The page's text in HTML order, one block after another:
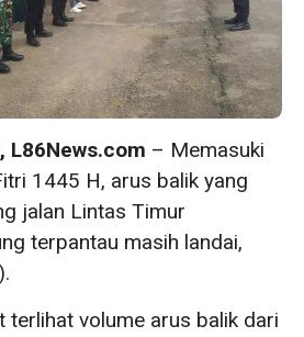
L86News.com – Memasuki
1445 H, arus balik yang
jalan Lintas Timur
terpantau masih landai,
terlihat volume arus balik dari